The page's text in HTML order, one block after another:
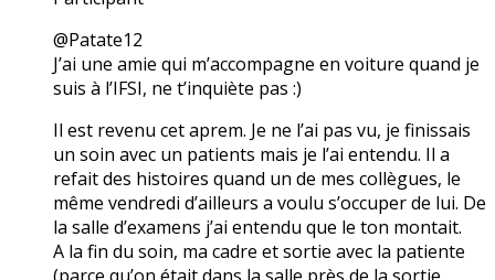
@Patate12
J’ai une amie qui m’accompagne en voiture quand je
suis à l’IFSI, ne t’inquiète pas :)
Il est revenu cet aprem. Je ne l’ai pas vu, je finissais
un soin avec un patients mais je l’ai entendu. Il a
refait des histoires quand un de mes collègues, le
même vendredi d’ailleurs a voulu s’occuper de lui. De
la salle d’examens j’ai entendu que le ton montait.
A la fin du soin, ma cadre et sortie avec la patiente